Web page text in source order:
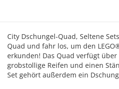
City Dschungel-Quad, Seltene
Quad und fahr los, um den
erkunden! Das Quad verfügt
grobstollige Reifen und einen
Set gehört außerdem ein